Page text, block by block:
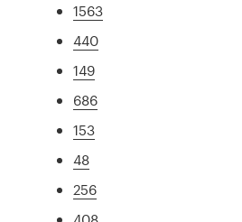
1563
440
149
686
153
48
256